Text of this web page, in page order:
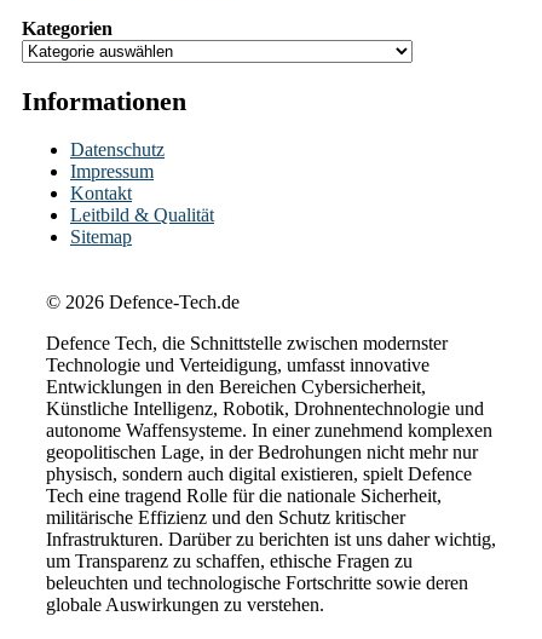
Kategorien
Informationen
Datenschutz
Impressum
Kontakt
Leitbild & Qualität
Sitemap
© 2026 Defence-Tech.de
Defence Tech, die Schnittstelle zwischen modernster
Technologie und Verteidigung, umfasst innovative
Entwicklungen in den Bereichen Cybersicherheit,
Künstliche Intelligenz, Robotik, Drohnentechnologie und
autonome Waffensysteme. In einer zunehmend komplexen
geopolitischen Lage, in der Bedrohungen nicht mehr nur
physisch, sondern auch digital existieren, spielt Defence
Tech eine tragend Rolle für die nationale Sicherheit,
militärische Effizienz und den Schutz kritischer
Infrastrukturen. Darüber zu berichten ist uns daher wichtig,
um Transparenz zu schaffen, ethische Fragen zu
beleuchten und technologische Fortschritte sowie deren
globale Auswirkungen zu verstehen.